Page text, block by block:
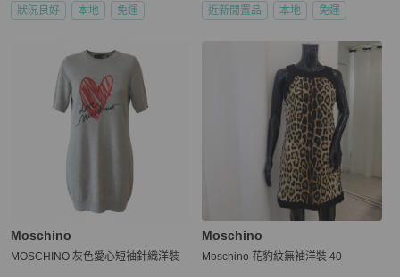
狀況良好 本地 免運 近新閒置品 本地 免運
Moschino
MOSCHINO 灰色愛心短袖針織洋裝
Moschino
Moschino 花豹紋無袖洋裝 40